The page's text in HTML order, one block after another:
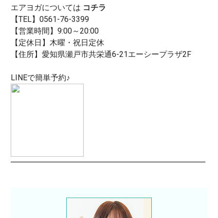
エアヨガについては コチラ
【TEL】0561-76-3399
【営業時間】9:00～20:00
【定休日】木曜・祝日定休
【住所】愛知県瀬戸市共栄通6-21エーシープラザ2F
LINEで簡単予約♪
━━━━━━━━━━━━━━━━━━━━━━━━━